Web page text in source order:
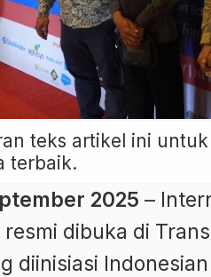
teks artikel ini
terbaik.
2025 –
dibuka di
diinisiasi